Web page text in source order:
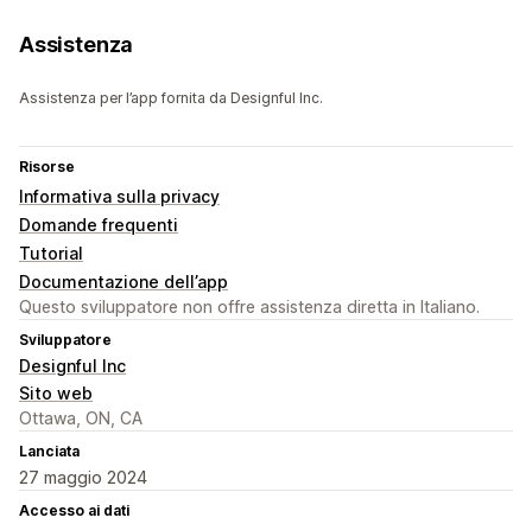
Assistenza
Assistenza per l’app fornita da Designful Inc.
Risorse
Informativa sulla privacy
Domande frequenti
Tutorial
Documentazione dell’app
Questo sviluppatore non offre assistenza diretta in Italiano.
Sviluppatore
Designful Inc
Sito web
Ottawa, ON, CA
Lanciata
27 maggio 2024
Accesso ai dati